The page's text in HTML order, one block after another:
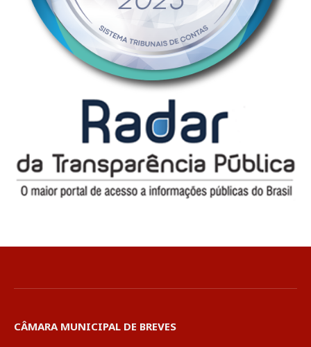
CÂMARA MUNICIPAL DE BREVES